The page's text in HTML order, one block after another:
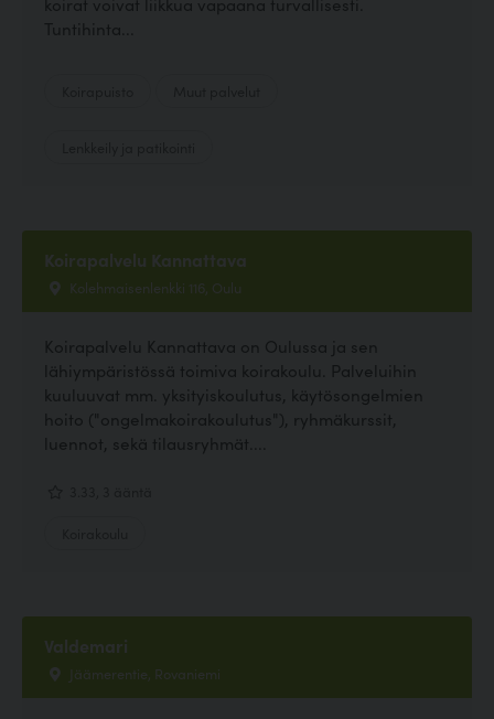
Tuntihinta...
Koirapalvelu Kannattava
Kolehmaisenlenkki 116, Oulu
Koirapalvelu Kannattava on Oulussa ja sen
lähiympäristössä toimiva koirakoulu. Palveluihin
kuuluuvat mm. yksityiskoulutus, käytösongelmien
hoito ("ongelmakoirakoulutus"), ryhmäkurssit,
luennot, sekä tilausryhmät....
Valdemari
Jäämerentie, Rovaniemi